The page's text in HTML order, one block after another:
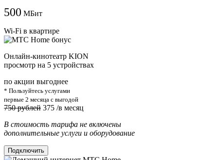
500 МБит
Wi-Fi в квартире
Онлайн-кинотеатр KION
просмотр на 5 устройствах
по акции выгоднее
* Пользуйтесь услугами
первые 2 месяца с выгодой
750 рублей 375 /в месяц
В стоимость тарифа не включены
дополнительные услуги и оборудование
Подключить